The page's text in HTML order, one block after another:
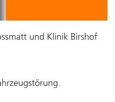
und Klinik Birshof